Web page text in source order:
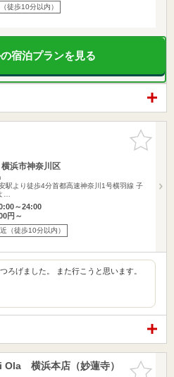
徒歩10分以内）
宿泊プランを見る
お気に入
りに追加
浜市神奈川区
駅より徒歩4分首都高速神奈川1号横羽線 子
…
～24:00
円～
（徒歩10分以内）
ろげました。 また行こうと思います。
お気に入
横浜本店（妙蓮寺）